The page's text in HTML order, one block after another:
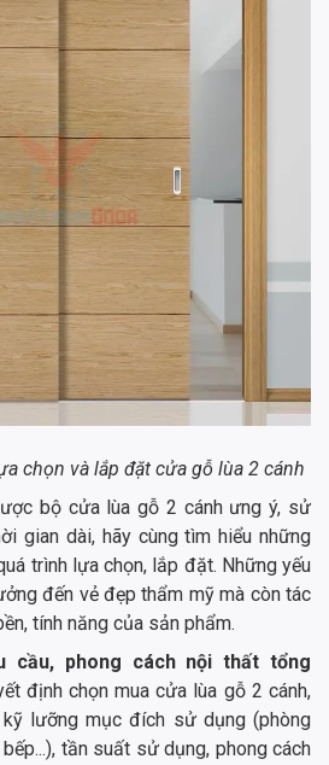
chọn và lắp đặt cửa gỗ lùa 2 cánh
bộ cửa lùa gỗ 2 cánh ưng ý, sử
gian dài, hãy cùng tìm hiểu những
trình lựa chọn, lắp đặt. Những yếu
đến vẻ đẹp thẩm mỹ mà còn tác
tính năng của sản phẩm.
cầu, phong cách nội thất tổng
định chọn mua cửa lùa gỗ 2 cánh,
lưỡng mục đích sử dụng (phòng
tần suất sử dụng, phong cách